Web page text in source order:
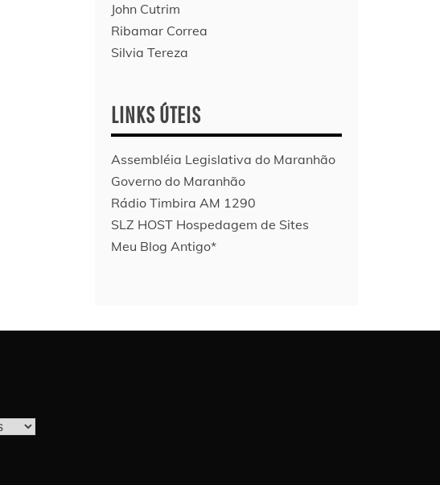
John Cutrim
Ribamar Correa
Silvia Tereza
LINKS ÚTEIS
Assembléia Legislativa do Maranhão
Governo do Maranhão
Rádio Timbira AM 1290
SLZ HOST Hospedagem de Sites
Meu Blog Antigo*